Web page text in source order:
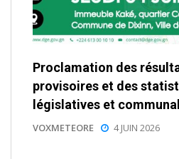
Proclamation des
provisoires et des
législatives et
VOXMETEORE 4 JUIN 2026